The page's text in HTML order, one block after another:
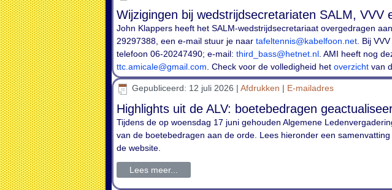
Wijzigingen bij wedstrijdsecretariaten SALM, VVV
John Klappers heeft het SALM-wedstrijdsecretariaat overgedragen
29297388, een e-mail stuur je naar tafeltennis@kabelfoon.net . Bij
telefoon 06-20247490; e-mail: third_bass@hetnet.nl . AMI heeft nog
ttc.amicale@gmail.com . Check voor de volledigheid het overzicht van
Gepubliceerd: 12 juli 2026 | Afdrukken | E-mailadres
Highlights uit de ALV: boetebedragen
Tijdens de op woensdag 17 juni gehouden Algemene
van de boetebedragen aan de orde. Lees hieronder een
de website.
Lees meer...